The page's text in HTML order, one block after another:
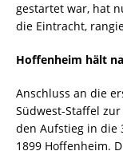
gestartet war, hat
die Eintracht,
Hoffenheim hält
Anschluss an die
Südwest-Staffel
den Aufstieg in die
1899 Hoffenheim.